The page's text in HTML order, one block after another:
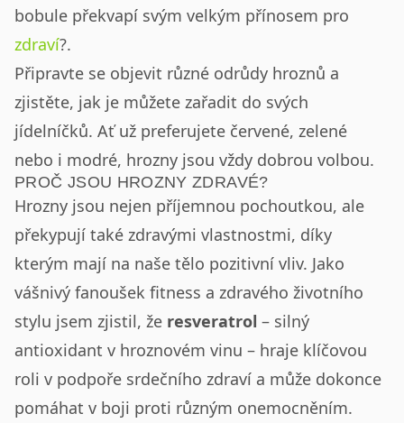
bobule překvapí svým velkým přínosem pro
zdraví?.
Připravte se objevit různé odrůdy hroznů a
zjistěte, jak je můžete zařadit do svých
jídelníčků. Ať už preferujete červené, zelené
nebo i modré, hrozny jsou vždy dobrou volbou.
PROČ JSOU HROZNY ZDRAVÉ?
Hrozny jsou nejen příjemnou pochoutkou, ale
překypují také zdravými vlastnostmi, díky
kterým mají na naše tělo pozitivní vliv. Jako
vášnivý fanoušek fitness a zdravého životního
stylu jsem zjistil, že resveratrol – silný
antioxidant v hroznovém vinu – hraje klíčovou
roli v podpoře srdečního zdraví a může dokonce
pomáhat v boji proti různým onemocněním.